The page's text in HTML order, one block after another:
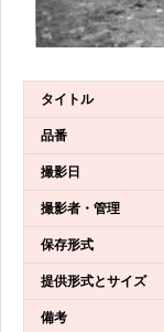
タイトル
品番
撮影日
撮影者・管理
保存形式
提供形式とサイズ
備考